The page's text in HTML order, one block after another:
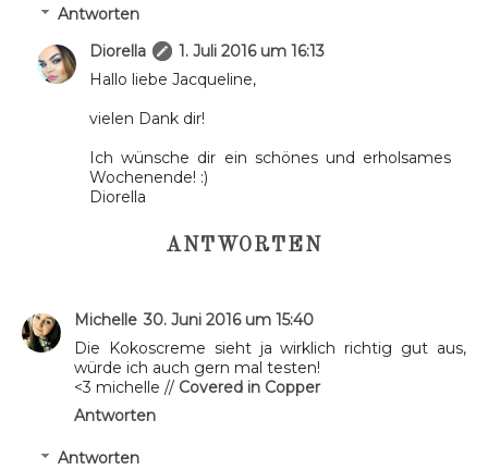
Antworten
Diorella
1. Juli 2016 um 16:13
Hallo liebe Jacqueline,
vielen Dank dir!
Ich wünsche dir ein schönes und erholsames
Wochenende! :)
Diorella
ANTWORTEN
Michelle 30. Juni 2016 um 15:40
Die Kokoscreme sieht ja wirklich richtig gut aus,
würde ich auch gern mal testen!
<3 michelle // Covered in Copper
Antworten
Antworten